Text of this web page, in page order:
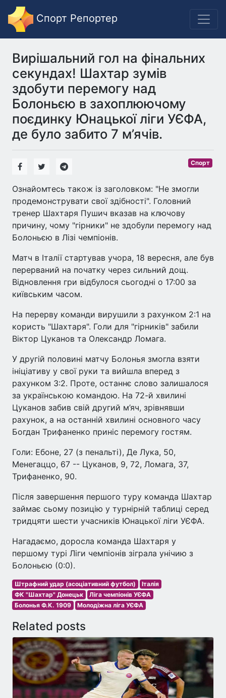
Спорт Репортер
Вирішальний гол на фінальних
секундах! Шахтар зумів
здобути перемогу над
Болоньєю в захоплюючому
поєдинку Юнацької ліги УЄФА,
де було забито 7 м’ячів.
Спорт
Ознайомтесь також із заголовком: "Не змогли
продемонструвати свої здібності". Головний
тренер Шахтаря Пушич вказав на ключову
причину, чому "гірники" не здобули перемогу над
Болоньєю в Лізі чемпіонів.
Матч в Італії стартував учора, 18 вересня, але був
перерваний на початку через сильний дощ.
Відновлення гри відбулося сьогодні о 17:00 за
київським часом.
На перерву команди вирушили з рахунком 2:1 на
користь "Шахтаря". Голи для "гірників" забили
Віктор Цуканов та Олександр Ломага.
У другій половині матчу Болонья змогла взяти
ініціативу у свої руки та вийшла вперед з
рахунком 3:2. Проте, останнє слово залишалося
за українською командою. На 72-й хвилині
Цуканов забив свій другий м’яч, зрівнявши
рахунок, а на останній хвилині основного часу
Богдан Трифаненко приніс перемогу гостям.
Голи: Ебоне, 27 (з пенальті), Де Лука, 50,
Менегаццо, 67 -- Цуканов, 9, 72, Ломага, 37,
Трифаненко, 90.
Після завершення першого туру команда Шахтар
займає сьому позицію у турнірній таблиці серед
тридцяти шести учасників Юнацької ліги УЄФА.
Нагадаємо, доросла команда Шахтаря у
першому турі Ліги чемпіонів зіграла унічию з
Болоньєю (0:0).
Штрафний удар (асоціативний футбол)
Італія
ФК "Шахтар" Донецьк
Ліга чемпіонів УЄФА
Болонья Ф.К. 1909
Молодіжна ліга УЄФА
Related posts